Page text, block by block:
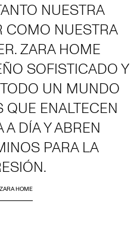
NUESTRA
COMO NUESTRA
ZARA HOME
SOFISTICADO Y
UN MUNDO
ENALTECEN
DÍA Y ABREN
PARA LA
HOME